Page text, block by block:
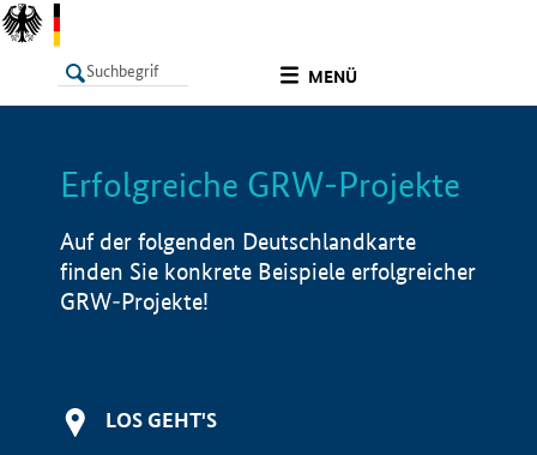
MENÜ
LISTE Info
Erfolgreiche GRW-Projekte
Auf der folgenden Deutschlandkarte
finden Sie konkrete Beispiele erfolgreicher
GRW-Projekte!
LOS GEHT'S